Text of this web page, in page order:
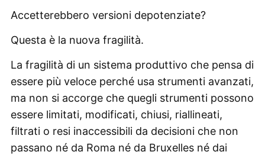
Accetterebbero versioni depotenziate?
Questa è la nuova fragilità.
La fragilità di un sistema produttivo che pensa di
essere più veloce perché usa strumenti avanzati,
ma non si accorge che quegli strumenti possono
essere limitati, modificati, chiusi, riallineati,
filtrati o resi inaccessibili da decisioni che non
passano né da Roma né da Bruxelles né dai